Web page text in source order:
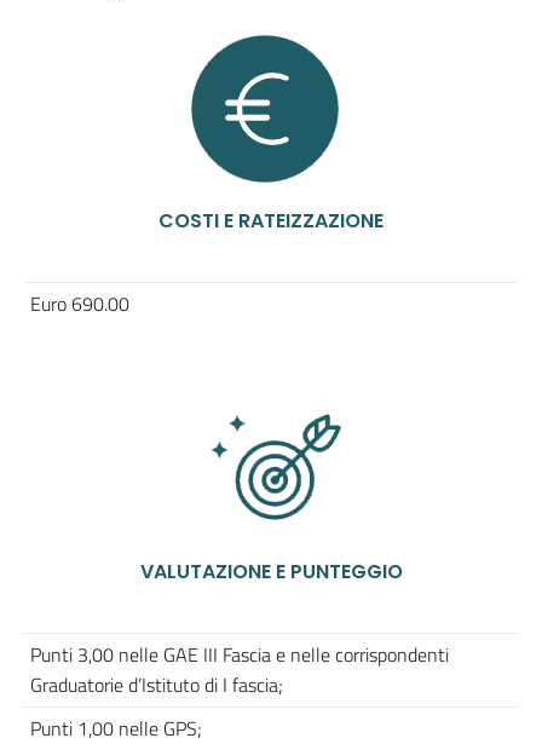
COSTI E RATEIZZAZIONE
Euro 690.00
VALUTAZIONE E PUNTEGGIO
Punti 3,00 nelle GAE III Fascia e nelle corrispondenti
Graduatorie d’Istituto di I fascia;
Punti 1,00 nelle GPS;